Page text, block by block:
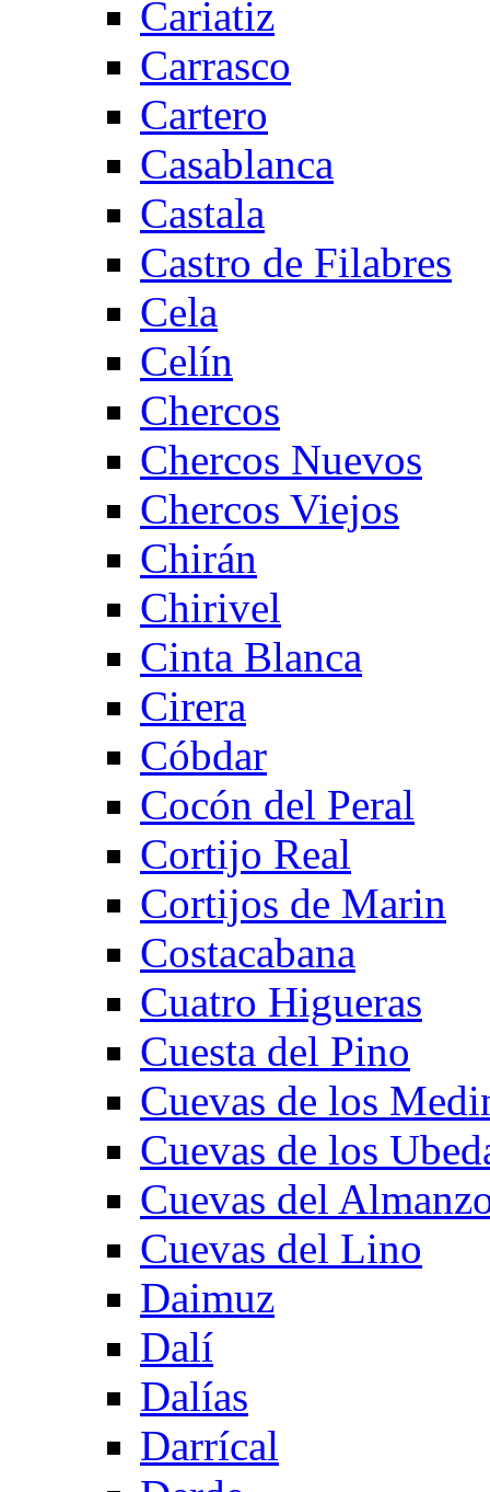
Cariatiz
Carrasco
Cartero
Casablanca
Castala
Castro de Filabres
Cela
Celín
Chercos
Chercos Nuevos
Chercos Viejos
Chirán
Chirivel
Cinta Blanca
Cirera
Cóbdar
Cocón del Peral
Cortijo Real
Cortijos de Marin
Costacabana
Cuatro Higueras
Cuesta del Pino
Cuevas de los
Cuevas de los
Cuevas del
Cuevas del Lino
Daimuz
Dalí
Dalías
Darrícal